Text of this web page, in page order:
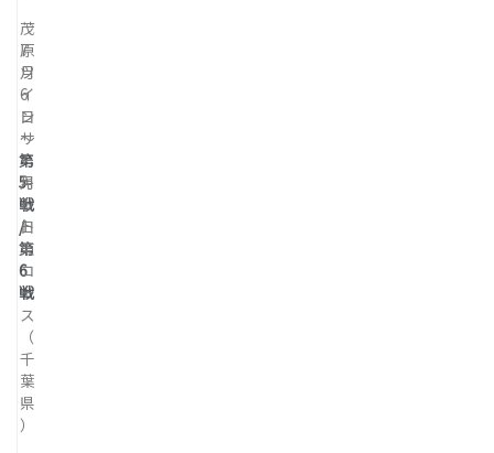
第
5
戦
/
第
6
戦
7
月
6
日
～
7
月
7
日
茂
原
ツ
イ
ン
サ
ー
キ
ッ
ト
東
コ
ー
ス
（
千
葉
県
）